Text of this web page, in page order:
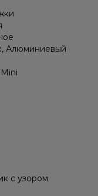
Алюминиевый
с узором